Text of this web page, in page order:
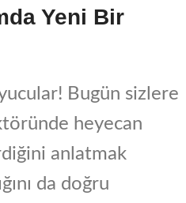
Yeni Bir
Bugün sizlere
heyecan
anlatmak
da doğru